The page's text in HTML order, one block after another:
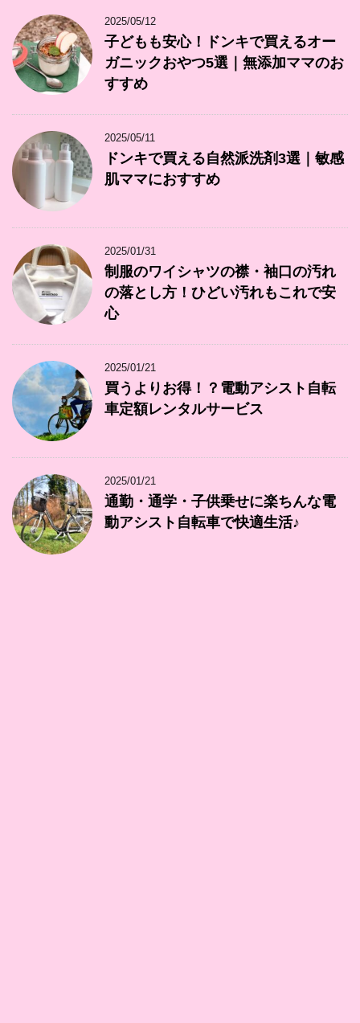
2025/05/12
子どもも安心！ドンキで買えるオー
ガニックおやつ5選｜無添加ママのお
すすめ
2025/05/11
ドンキで買える自然派洗剤3選｜敏感
肌ママにおすすめ
2025/01/31
制服のワイシャツの襟・袖口の汚れ
の落とし方！ひどい汚れもこれで安
心
2025/01/21
買うよりお得！？電動アシスト自転
車定額レンタルサービス
2025/01/21
通勤・通学・子供乗せに楽ちんな電
動アシスト自転車で快適生活♪